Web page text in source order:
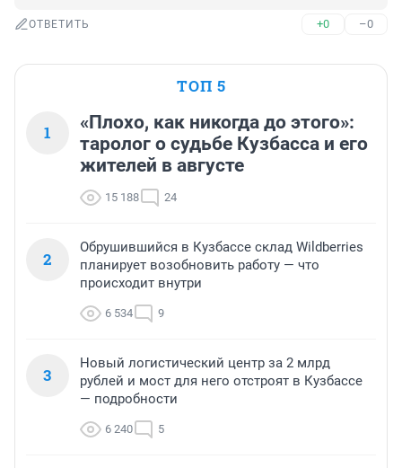
ОТВЕТИТЬ +0 –0
ТОП 5
1
«Плохо, как никогда до этого»:
таролог о судьбе Кузбасса и его
жителей в августе
15 188 24
2
Обрушившийся в Кузбассе склад Wildberries
планирует возобновить работу — что
происходит внутри
6 534 9
3
Новый логистический центр за 2 млрд
рублей и мост для него отстроят в Кузбассе
— подробности
6 240 5